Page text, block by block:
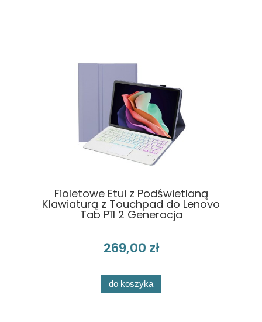
Fioletowe Etui z Podświetlaną
Klawiaturą z Touchpad do Lenovo
Tab P11 2 Generacja
269,00 zł
do koszyka